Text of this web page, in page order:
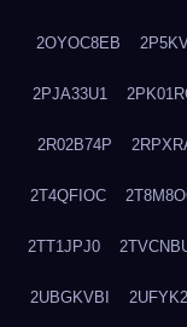
2OYOC8EB
2PJA33U1
2R02B74P
2T4QFIOC
2TT1JPJ0
2UBGKVBI